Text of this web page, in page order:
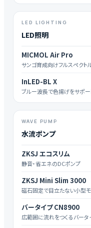
LED LIGHTING
LED照明
MICMOL Air Pro
サンゴ育成向けフルスペクト
InLED-BL X
ブルー波長で色揚げをサポー
WAVE PUMP
水流ポンプ
ZKSJ エコスリム
静音・省エネのDCポンプ
ZKSJ Mini Slim 3000
磁石固定で目立たない小型
バータイプ CN8900
広範囲に流れをつくるバータ